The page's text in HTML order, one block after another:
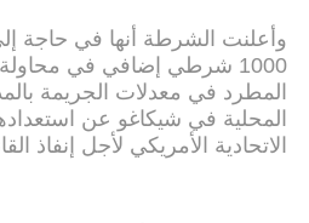
وأعلنت الشرطة أنها في حاجة
1000 شرطي إضافي في
المطرد في معدلات الجريمة
المحلية في شيكاغو عن
الاتحادية الأمريكي لأجل إنفاذ